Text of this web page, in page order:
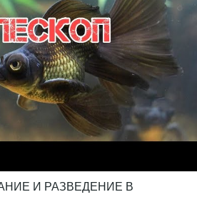
И РАЗВЕДЕНИЕ В